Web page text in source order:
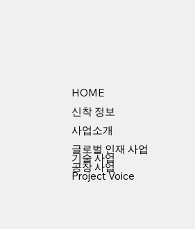
HOME
신착 정보
사업소개
글로벌 인재 사업
기술 사업
공장 사업
Project Voice